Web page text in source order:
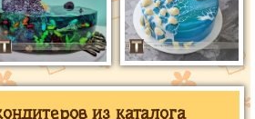
из каталога